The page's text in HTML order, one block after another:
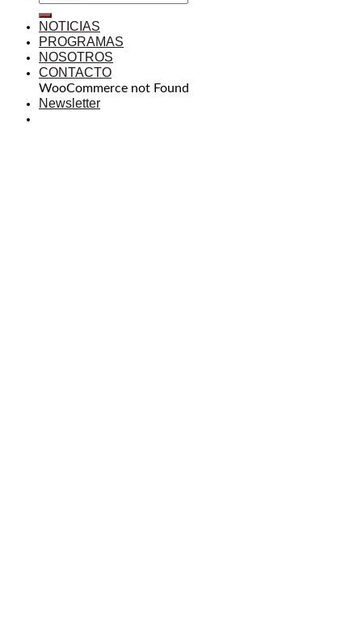
NOTICIAS
PROGRAMAS
NOSOTROS
CONTACTO
WooCommerce not Found
Newsletter